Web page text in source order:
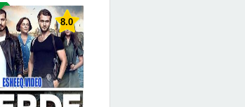
8.0